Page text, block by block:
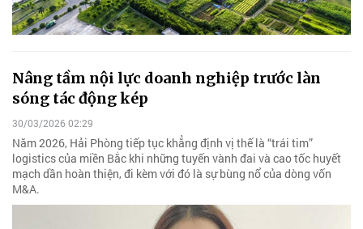
Nâng tầm nội lực doanh nghiệp trước làn
sóng tác động kép
30/03/2026 02:29
Năm 2026, Hải Phòng tiếp tục khẳng định vị thế là “trái tim”
logistics của miền Bắc khi những tuyến vành đai và cao tốc huyết
mạch dần hoàn thiện, đi kèm với đó là sự bùng nổ của dòng vốn
M&A.